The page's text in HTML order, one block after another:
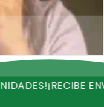
¡RECIBE ENVIO